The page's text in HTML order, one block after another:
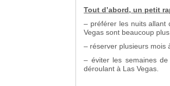
Tout d’abord, un petit
– préférer les nuits
Vegas sont beaucoup
– réserver plusieurs mois
– éviter les semaines
déroulant à Las Vegas.